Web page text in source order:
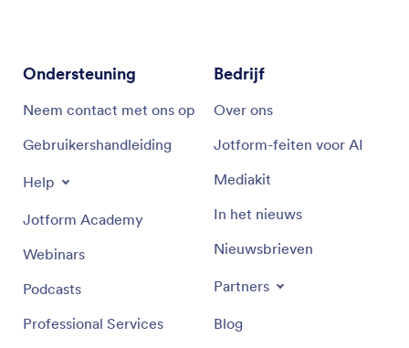
Ondersteuning
Neem contact met ons op
Gebruikershandleiding
Help
Jotform Academy
Webinars
Podcasts
Professional Services
Bedrijf
Over ons
Jotform-feiten voor AI
Mediakit
In het nieuws
Nieuwsbrieven
Partners
Blog